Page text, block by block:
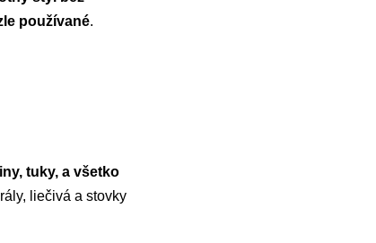
používané.
tuky, a všetko
liečivá a stovky